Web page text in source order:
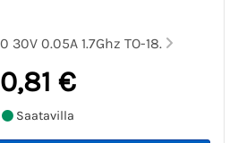
30V 0.05A 1.7Ghz TO-18.
0,81 €
Saatavilla